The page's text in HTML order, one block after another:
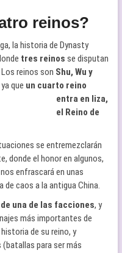
reinos?
la historia de Dynasty
tres reinos se disputan
reinos son Shu, Wu y
que un cuarto reino
entra en liza,
el Reino de
se entremezclarán
donde el honor en algunos,
enfrascará en unas
de caos a la antigua China.
una de las facciones, y
más importantes de
de su reino, y
para ser más